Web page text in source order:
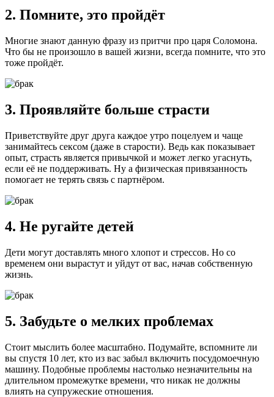
2. Помните, это пройдёт
Многие знают данную фразу из притчи про царя Соломона.
Что бы не произошло в вашей жизни, всегда помните, что это
тоже пройдёт.
3. Проявляйте больше страсти
Приветствуйте друг друга каждое утро поцелуем и чаще
занимайтесь сексом (даже в старости). Ведь как показывает
опыт, страсть является привычкой и может легко угаснуть,
если её не поддерживать. Ну а физическая привязанность
помогает не терять связь с партнёром.
4. Не ругайте детей
Дети могут доставлять много хлопот и стрессов. Но со
временем они вырастут и уйдут от вас, начав собственную
жизнь.
5. Забудьте о мелких проблемах
Стоит мыслить более масштабно. Подумайте, вспомните ли
вы спустя 10 лет, кто из вас забыл включить посудомоечную
машину. Подобные проблемы настолько незначительны на
длительном промежутке времени, что никак не должны
влиять на супружеские отношения.